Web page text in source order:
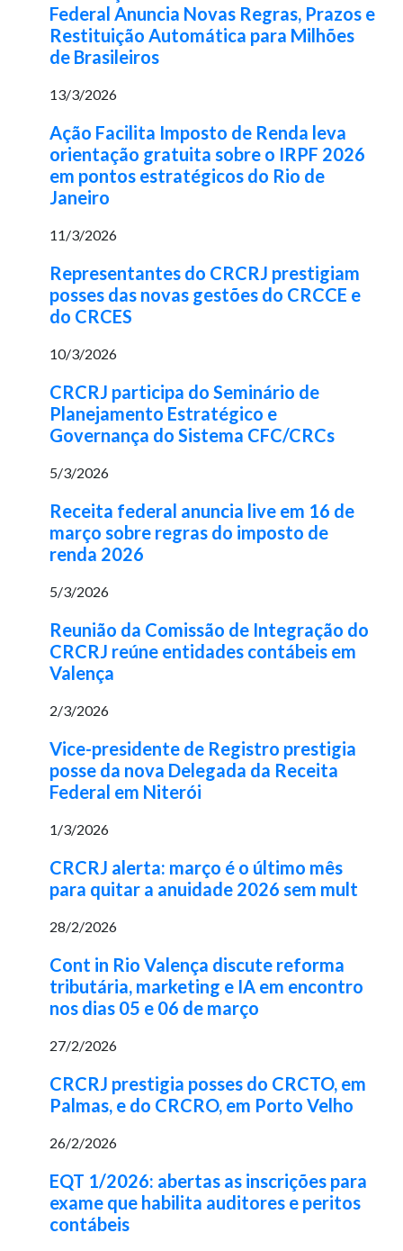
Federal Anuncia Novas Regras, Prazos e
Restituição Automática para Milhões
de Brasileiros
13/3/2026
Ação Facilita Imposto de Renda leva
orientação gratuita sobre o IRPF 2026
em pontos estratégicos do Rio de
Janeiro
11/3/2026
Representantes do CRCRJ prestigiam
posses das novas gestões do CRCCE e
do CRCES
10/3/2026
CRCRJ participa do Seminário de
Planejamento Estratégico e
Governança do Sistema CFC/CRCs
5/3/2026
Receita federal anuncia live em 16 de
março sobre regras do imposto de
renda 2026
5/3/2026
Reunião da Comissão de Integração do
CRCRJ reúne entidades contábeis em
Valença
2/3/2026
Vice-presidente de Registro prestigia
posse da nova Delegada da Receita
Federal em Niterói
1/3/2026
CRCRJ alerta: março é o último mês
para quitar a anuidade 2026 sem mult
28/2/2026
Cont in Rio Valença discute reforma
tributária, marketing e IA em encontro
nos dias 05 e 06 de março
27/2/2026
CRCRJ prestigia posses do CRCTO, em
Palmas, e do CRCRO, em Porto Velho
26/2/2026
EQT 1/2026: abertas as inscrições para
exame que habilita auditores e peritos
contábeis